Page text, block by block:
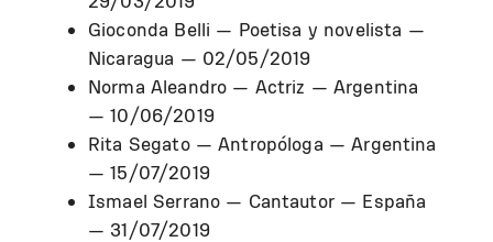
Gioconda Belli — Poetisa y novelista —
Nicaragua — 02/05/2019
Norma Aleandro — Actriz — Argentina
— 10/06/2019
Rita Segato — Antropóloga — Argentina
— 15/07/2019
Ismael Serrano — Cantautor — España
— 31/07/2019